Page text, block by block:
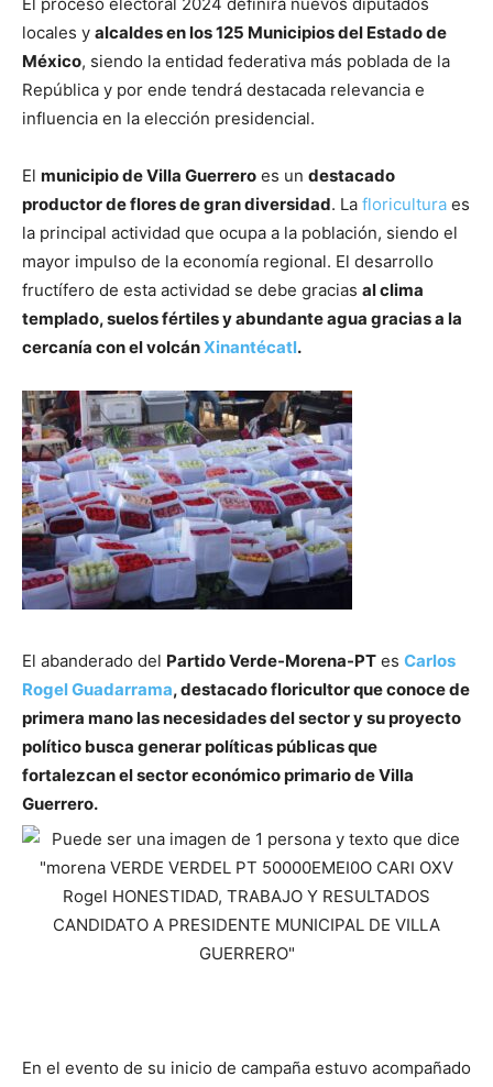
locales y alcaldes en los 125 Municipios del Estado de
México, siendo la entidad federativa más poblada de la
República y por ende tendrá destacada relevancia e
influencia en la elección presidencial.
El municipio de Villa Guerrero es un destacado
productor de flores de gran diversidad. La floricultura es
la principal actividad que ocupa a la población, siendo el
mayor impulso de la economía regional. El desarrollo
fructífero de esta actividad se debe gracias al clima
templado, suelos fértiles y abundante agua gracias a la
cercanía con el volcánXinantécatl.
El abanderado del Partido Verde-Morena-PT es Carlos
Rogel Guadarrama, destacadofloricultor que conoce de
primera mano las necesidades del sector y su proyecto
político busca generar políticas públicas que
fortalezcan el sector económico primario de Villa
Guerrero.
En el evento de su inicio de campaña estuvo acompañado